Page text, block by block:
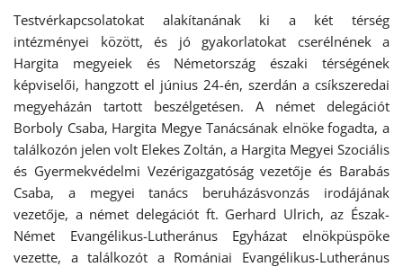
Testvérkapcsolatokat alakítanának ki a két térség
intézményei között, és jó gyakorlatokat cserélnének a
Hargita megyeiek és Németország északi térségének
képviselői, hangzott el június 24-én, szerdán a csíkszeredai
megyeházán tartott beszélgetésen. A német delegációt
Borboly Csaba, Hargita Megye Tanácsának elnöke fogadta, a
találkozón jelen volt Elekes Zoltán, a Hargita Megyei Szociális
és Gyermekvédelmi Vezérigazgatóság vezetője és Barabás
Csaba, a megyei tanács beruházásvonzás irodájának
vezetője, a német delegációt ft. Gerhard Ulrich, az Észak-
Német Evangélikus-Lutheránus Egyházat elnökpüspöke
vezette, a találkozót a Romániai Evangélikus-Lutheránus